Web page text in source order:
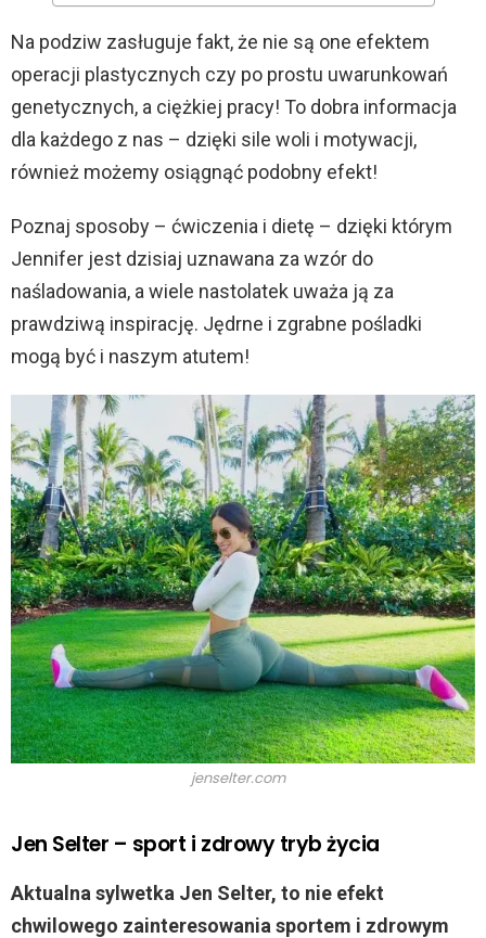
Na podziw zasługuje fakt, że nie są one efektem
operacji plastycznych czy po prostu uwarunkowań
genetycznych, a ciężkiej pracy! To dobra informacja
dla każdego z nas – dzięki sile woli i motywacji,
również możemy osiągnąć podobny efekt!
Poznaj sposoby – ćwiczenia i dietę – dzięki którym
Jennifer jest dzisiaj uznawana za wzór do
naśladowania, a wiele nastolatek uważa ją za
prawdziwą inspirację. Jędrne i zgrabne pośladki
mogą być i naszym atutem!
jenselter.com
Jen Selter – sport i zdrowy tryb życia
Aktualna sylwetka Jen Selter, to nie efekt
chwilowego zainteresowania sportem i zdrowym